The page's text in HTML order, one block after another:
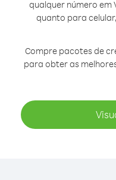
qualquer número em
quanto para
Compre pacotes de
para obter as